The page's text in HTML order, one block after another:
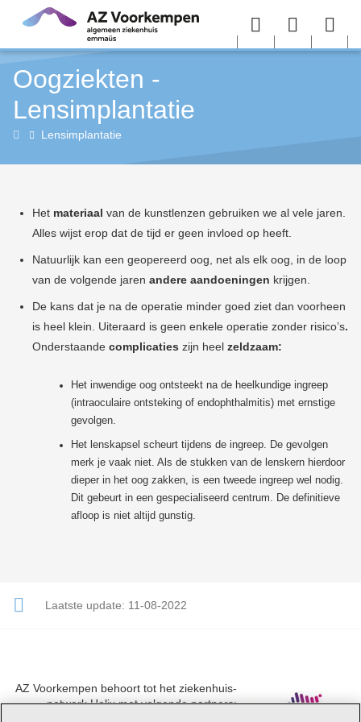
Overslaan en naar de inhoud gaan
Menu User
Oogziekten -
Lensimplantatie
Oogziekten
Lensimplantatie
Het materiaal van de kunstlenzen gebruiken we al vele jaren.
Alles wijst erop dat de tijd er geen invloed op heeft.
Natuurlijk kan een geopereerd oog, net als elk oog, in de loop
van de volgende jaren andere aandoeningen krijgen.
De kans dat je na de operatie minder goed ziet dan voorheen
is heel klein. Uiteraard is geen enkele operatie zonder risico’s.
Onderstaande complicaties zijn heel zeldzaam:
Het inwendige oog ontsteekt na de heelkundige ingreep
(intraoculaire ontsteking of endophthalmitis) met ernstige
gevolgen.
Het lenskapsel scheurt tijdens de ingreep. De gevolgen
merk je vaak niet. Als de stukken van de lenskern hierdoor
dieper in het oog zakken, is een tweede ingreep wel nodig.
Dit gebeurt in een gespecialiseerd centrum. De definitieve
afloop is niet altijd gunstig.
Laatste update: 11-08-2022
AZ Voorkempen behoort tot het ziekenhuis-
netwerk Helix met volgende partners: